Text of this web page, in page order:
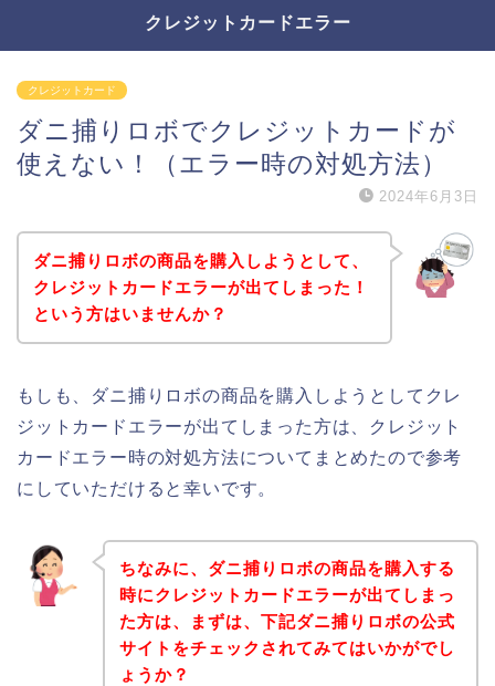
クレジットカードエラー
クレジットカード
ダニ捕りロボでクレジットカードが
使えない！（エラー時の対処方法）
2024年6月3日
ダニ捕りロボの商品を購入しようとして、
クレジットカードエラーが出てしまった！
という方はいませんか？
もしも、ダニ捕りロボの商品を購入しようとしてクレ
ジットカードエラーが出てしまった方は、クレジット
カードエラー時の対処方法についてまとめたので参考
にしていただけると幸いです。
ちなみに、ダニ捕りロボの商品を購入する
時にクレジットカードエラーが出てしまっ
た方は、まずは、下記ダニ捕りロボの公式
サイトをチェックされてみてはいかがでし
ょうか？